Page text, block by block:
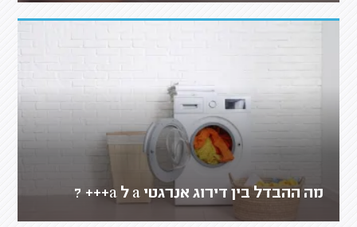
מה ההבדל בין דירוג אנרגטי a ל a+++ ?